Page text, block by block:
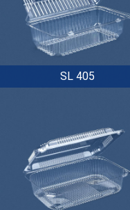
SL 405